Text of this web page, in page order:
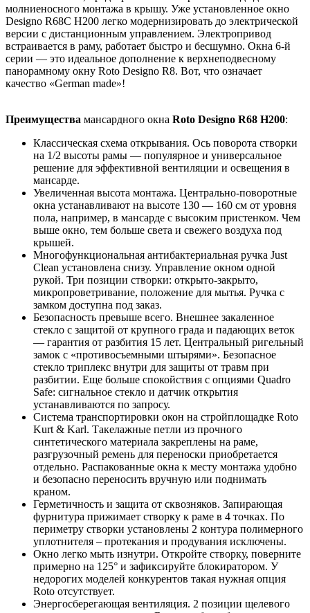
молниеносного монтажа в крышу. Уже установленное окно
Designo R68С H200 легко модернизировать до электрической
версии с дистанционным управлением. Электропривод
встраивается в раму, работает быстро и бесшумно. Окна 6-й
серии — это идеальное дополнение к верхнеподвесному
панорамному окну Roto Designo R8. Вот, что означает
качество «German made»!
Преимущества мансардного окна Roto Designo R68 H200:
Классическая схема открывания. Ось поворота створки
на 1/2 высоты рамы — популярное и универсальное
решение для эффективной вентиляции и освещения в
мансарде.
Увеличенная высота монтажа. Центрально-поворотные
окна устанавливают на высоте 130 — 160 см от уровня
пола, например, в мансарде с высоким пристенком. Чем
выше окно, тем больше света и свежего воздуха под
крышей.
Многофункциональная антибактериальная ручка Just
Clean установлена снизу. Управление окном одной
рукой. Три позиции створки: открыто-закрыто,
микропроветривание, положение для мытья. Ручка с
замком доступна под заказ.
Безопасность превыше всего. Внешнее закаленное
стекло с защитой от крупного града и падающих веток
— гарантия от разбития 15 лет. Центральный ригельный
замок с «противосъемными штырями». Безопасное
стекло триплекс внутри для защиты от травм при
разбитии. Еще больше спокойствия с опциями Quadro
Safe: сигнальное стекло и датчик открытия
устанавливаются по запросу.
Система транспортировки окон на стройплощадке Roto
Kurt & Karl. Такелажные петли из прочного
синтетического материала закреплены на раме,
разгрузочный ремень для переноски приобретается
отдельно. Распакованные окна к месту монтажа удобно
и безопасно переносить вручную или поднимать
краном.
Герметичность и защита от сквозняков. Запирающая
фурнитура прижимает створку к раме в 4 точках. По
периметру створки установлены 2 контура полимерного
уплотнителя – протекания и продувания исключены.
Окно легко мыть изнутри. Откройте створку, поверните
примерно на 125° и зафиксируйте блокиратором. У
недорогих моделей конкурентов такая нужная опция
Roto отсутствует.
Энергосберегающая вентиляция. 2 позиции щелевого